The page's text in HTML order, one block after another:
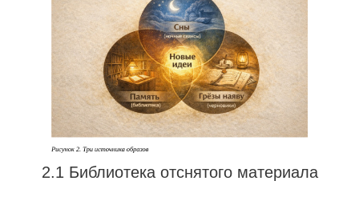
2.1 Библиотека отснятого материала